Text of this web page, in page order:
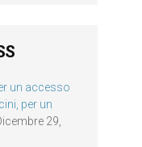
un accesso
per un
29,